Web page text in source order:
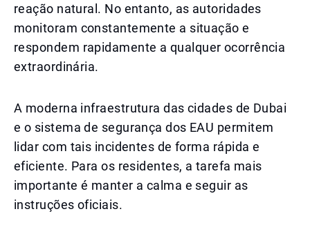
reação natural. No entanto, as autoridades
monitoram constantemente a situação e
respondem rapidamente a qualquer ocorrência
extraordinária.
A moderna infraestrutura das cidades de Dubai
e o sistema de segurança dos EAU permitem
lidar com tais incidentes de forma rápida e
eficiente. Para os residentes, a tarefa mais
importante é manter a calma e seguir as
instruções oficiais.